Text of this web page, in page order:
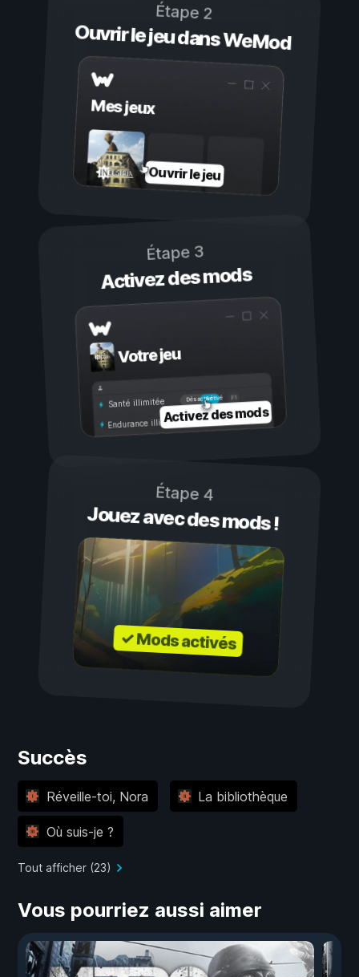
Étape 2
Ouvrir le jeu dans WeMod
Mes jeux
Ouvrir le jeu
Étape 3
Activez des mods
Votre jeu
Activé
Désactivé
Santé illimitée
Endurance illimitéeActivez des mods
Étape 4
Jouez avec des mods !
✓ Mods activés
Succès
Réveille-toi, Nora La bibliothèque
Où suis-je ?
Tout afficher (23)
Vous pourriez aussi aimer